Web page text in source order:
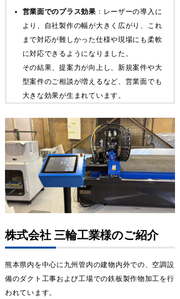
営業面でのプラス効果 ：レーザーの導入に
より、自社製作の幅が大きく広がり、これ
まで対応が難しかった仕様や現場にも柔軟
に対応できるようになりました。
その結果、提案力が向上し、新規案件や大
型案件のご相談が増えるなど、営業面でも
大きな効果が生まれています。
株式会社 三輪工業様のご紹介
熊本県内を中心に九州管内の建物内外での、空調設
備のダクト工事および工場での鉄板製作物加工を行
われています。